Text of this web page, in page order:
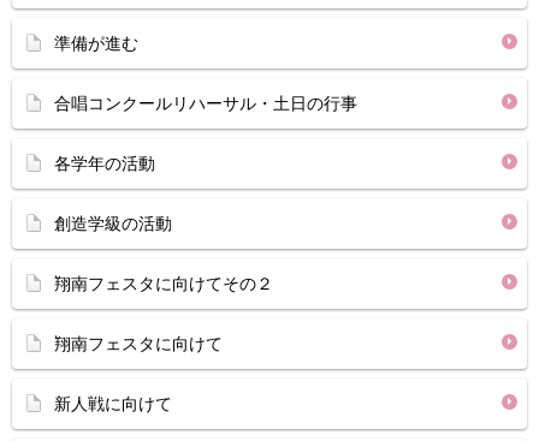
準備が進む
合唱コンクールリハーサル・土日の行事
各学年の活動
創造学級の活動
翔南フェスタに向けてその２
翔南フェスタに向けて
新人戦に向けて